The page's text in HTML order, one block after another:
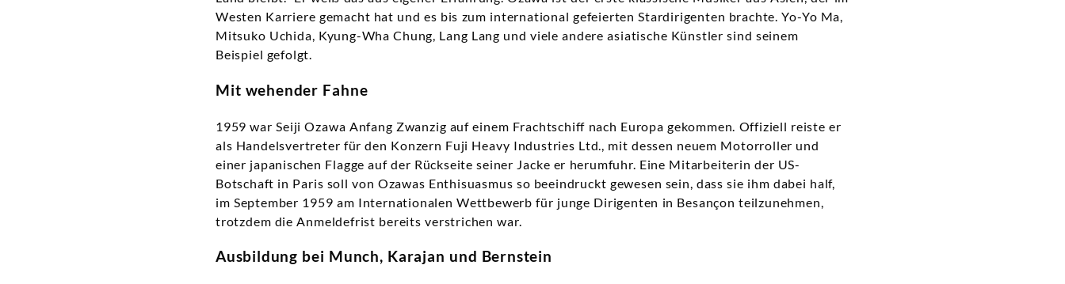
Westen Karriere gemacht hat und es bis zum international gefeierten Stardirigenten brachte. Yo-Yo Ma,
Mitsuko Uchida, Kyung-Wha Chung, Lang Lang und viele andere asiatische Künstler sind seinem
Beispiel gefolgt.
Mit wehender Fahne
1959 war Seiji Ozawa Anfang Zwanzig auf einem Frachtschiff nach Europa gekommen. Offiziell reiste er
als Handelsvertreter für den Konzern Fuji Heavy Industries Ltd., mit dessen neuem Motorroller und
einer japanischen Flagge auf der Rückseite seiner Jacke er herumfuhr. Eine Mitarbeiterin der US-
Botschaft in Paris soll von Ozawas Enthisuasmus so beeindruckt gewesen sein, dass sie ihm dabei half,
im September 1959 am Internationalen Wettbewerb für junge Dirigenten in Besançon teilzunehmen,
trotzdem die Anmeldefrist bereits verstrichen war.
Ausbildung bei Munch, Karajan und Bernstein